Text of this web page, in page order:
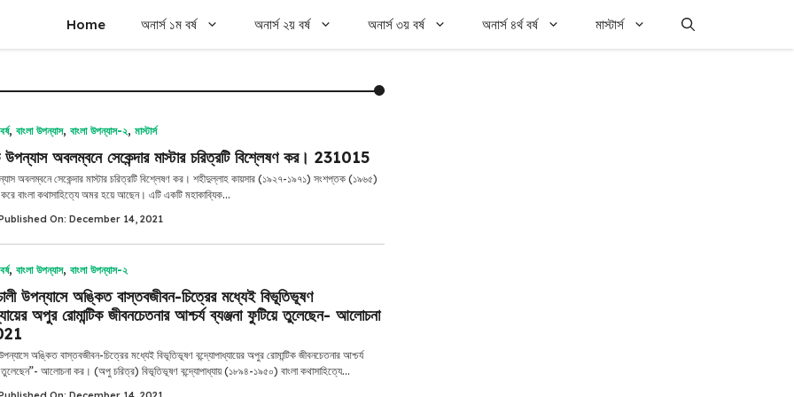
Home অনার্স ১ম বর্ষ অনার্স ২য় বর্ষ অনার্স ৩য় বর্ষ অনার্স ৪র্থ বর্ষ মাস্টার্স
, বাংলা উপন্যাস, বাংলা উপন্যাস-২, মাস্টার্স
অবলম্বনে সেকেন্দার মাস্টার চরিত্রটি বিশ্লেষণ কর। 231015
অবলম্বনে সেকেন্দার মাস্টার চরিত্রটি বিশ্লেষণ কর। শহীদুল্লাহ কায়সার (১৯২৭-১৯৭১) সংশপ্তক (১৯৬৫)
করে বাংলা কথাসাহিত্যে অমর হয়ে আছেন। এটি একটি মহাকাব্যিক...
On: December 14, 2021
, বাংলা উপন্যাস, বাংলা উপন্যাস-২
উপন্যাসে অঙ্কিত বাস্তবজীবন-চিত্রের মধ্যেই বিভূতিভূষণ
অপুর রোমান্টিক জীবনচেতনার আশ্চর্য ব্যঞ্জনা ফুটিয়ে তুলেছেন- আলোচনা
অঙ্কিত বাস্তবজীবন-চিত্রের মধ্যেই বিভূতিভূষণ বন্দ্যোপাধ্যায়ের অপুর রোমান্টিক জীবনচেতনার আশ্চর্য
তুলেছেন”- আলোচনা কর। (অপু চরিত্র) বিভূতিভূষণ বন্দ্যোপাধ্যায় (১৮৯৪-১৯৫০) বাংলা কথাসাহিত্যে...